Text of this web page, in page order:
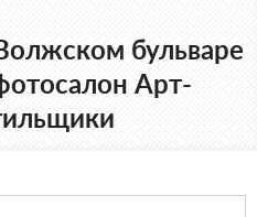
бульваре
Арт-